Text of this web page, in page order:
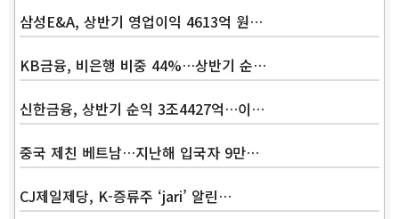
삼성E&A, 상반기 영업이익 4613억 원…
KB금융, 비은행 비중 44%…상반기 순…
신한금융, 상반기 순익 3조4427억…이…
중국 제친 베트남…지난해 입국자 9만…
CJ제일제당, K-증류주 ‘jari’ 알린…